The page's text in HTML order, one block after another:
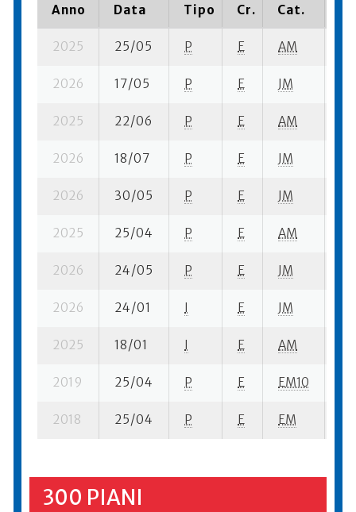
Anno Data Tipo Cr. Cat.
2025 25/05 P E AM
2026 17/05 P E JM
2025 22/06 P E AM
2026 18/07 P E JM
2026 30/05 P E JM
2025 25/04 P E AM
2026 24/05 P E JM
2026 24/01 I E JM
2025 18/01 I E AM
2019 25/04 P E EM10
2018 25/04 P E EM
300 PIANI